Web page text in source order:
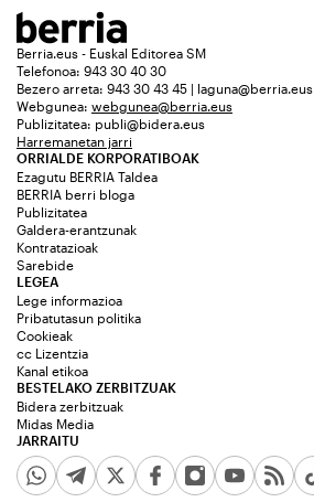
Berria.eus - Euskal Editorea SM
Telefonoa: 943 30 40 30
Bezero arreta: 943 30 43 45 | laguna@berria.eus
Webgunea: webgunea@berria.eus
Publizitatea: publi@bidera.eus
Harremanetan jarri
ORRIALDE KORPORATIBOAK
Ezagutu BERRIA Taldea
BERRIA berri bloga
Publizitatea
Galdera-erantzunak
Kontratazioak
Sarebide
JARRAITU
LEGEA
Lege informazioa
Pribatutasun politika
Cookieak
cc Lizentzia
Kanal etikoa
BESTELAKO ZERBITZUAK
Bidera zerbitzuak
Midas Media